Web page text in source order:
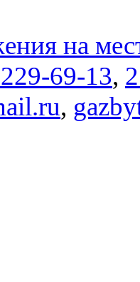
на
229-69-13,
,